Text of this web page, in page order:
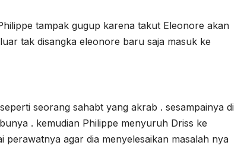
tampak gugup karena takut Eleonore akan
tak disangka eleonore baru saja masuk ke
seorang sahabt yang akrab . sesampainya di
. kemudian Philippe menyuruh Driss ke
agar dia menyelesaikan masalah nya